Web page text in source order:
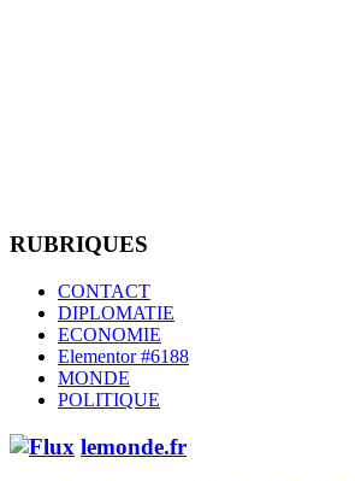
RUBRIQUES
CONTACT
DIPLOMATIE
ECONOMIE
Elementor #6188
MONDE
POLITIQUE
lemonde.fr